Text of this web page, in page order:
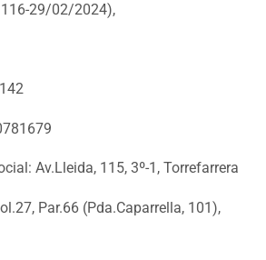
29/02/2024),
Av.Lleida, 115, 3º-1, Torrefarrera
Par.66 (Pda.Caparrella, 101),